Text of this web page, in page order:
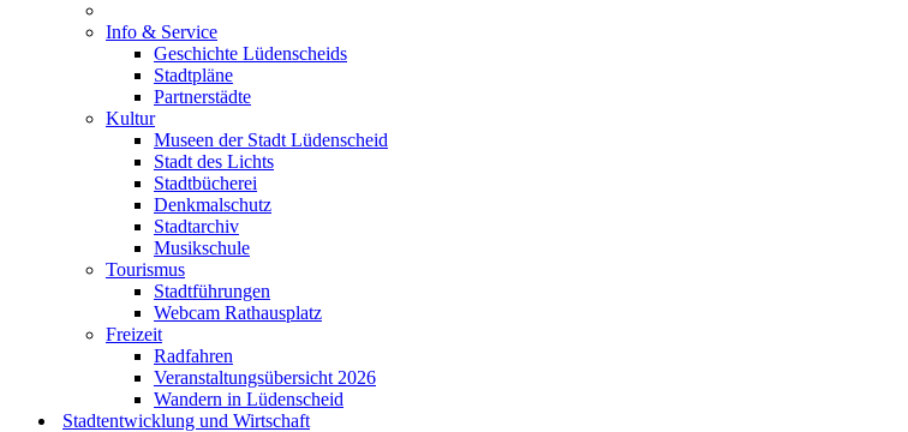
Info & Service
Geschichte Lüdenscheids
Stadtpläne
Partnerstädte
Kultur
Museen der Stadt Lüdenscheid
Stadt des Lichts
Stadtbücherei
Denkmalschutz
Stadtarchiv
Musikschule
Tourismus
Stadtführungen
Webcam Rathausplatz
Freizeit
Radfahren
Veranstaltungsübersicht 2026
Wandern in Lüdenscheid
Stadtentwicklung und Wirtschaft